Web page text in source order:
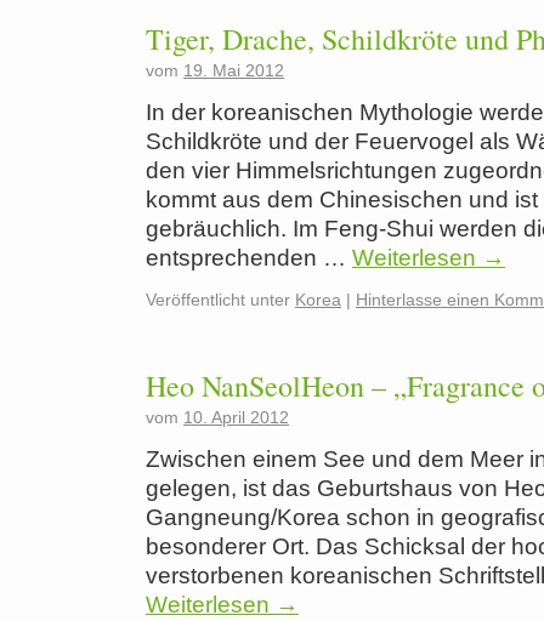
Tiger, Drache, Schildkröte und
vom 19. Mai 2012
In der koreanischen Mythologie
Schildkröte und der Feuervogel als
den vier Himmelsrichtungen
kommt aus dem Chinesischen und
gebräuchlich. Im Feng-Shui werden
entsprechenden … Weiterlesen →
Veröffentlicht unter Korea | Hinterlasse einen
Heo NanSeolHeon – „Fragrance
vom 10. April 2012
Zwischen einem See und dem Meer
gelegen, ist das Geburtshaus von
Gangneung/Korea schon in
besonderer Ort. Das Schicksal der
verstorbenen koreanischen
Weiterlesen →